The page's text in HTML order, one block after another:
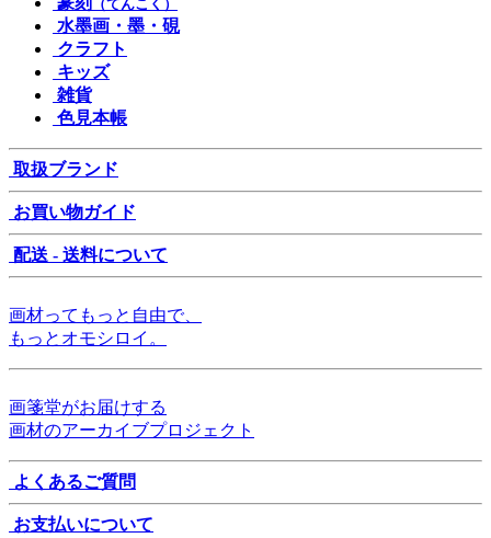
（てんこく）
水墨画・墨・硯
クラフト
キッズ
雑貨
色見本帳
取扱ブランド
お買い物ガイド
配送 - 送料について
画材ってもっと自由で、
もっとオモシロイ。
画箋堂がお届けする
画材のアーカイブプロジェクト
よくあるご質問
お支払いについて